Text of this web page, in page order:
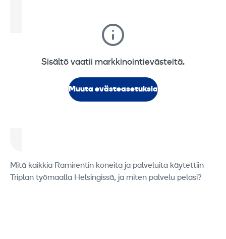
Sisältö vaatii markkinointievästeitä.
Muuta evästeasetuksia
Mitä kaikkia Ramirentin koneita ja palveluita käytettiin
Triplan työmaalla Helsingissä, ja miten palvelu pelasi?